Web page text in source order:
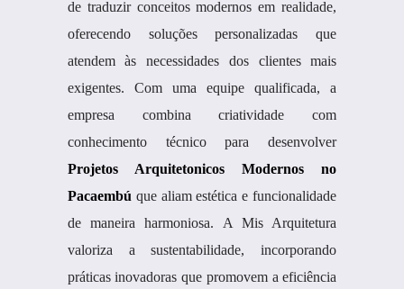
de traduzir conceitos modernos em realidade,
oferecendo soluções personalizadas que
atendem às necessidades dos clientes mais
exigentes. Com uma equipe qualificada, a
empresa combina criatividade com
conhecimento técnico para desenvolver
Projetos Arquitetonicos Modernos no
Pacaembú que aliam estética e funcionalidade
de maneira harmoniosa. A Mis Arquitetura
valoriza a sustentabilidade, incorporando
práticas inovadoras que promovem a eficiência